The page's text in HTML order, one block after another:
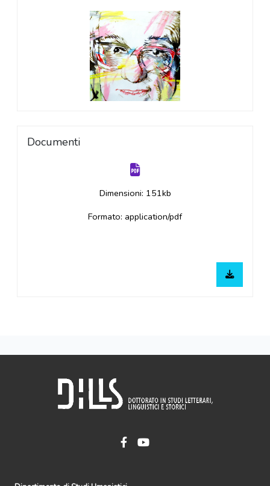
Documenti
Dimensioni: 151kb
Formato: application/pdf